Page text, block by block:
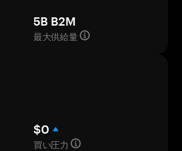
5B B2M
最大供給量
$0
買い圧力